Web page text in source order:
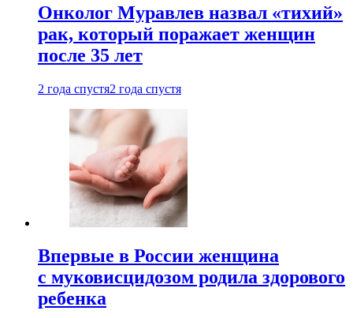
Онколог Муравлев назвал «тихий»
рак, который поражает женщин
после 35 лет
2 года спустя2 года спустя
Впервые в России женщина
с муковисцидозом родила здорового
ребенка